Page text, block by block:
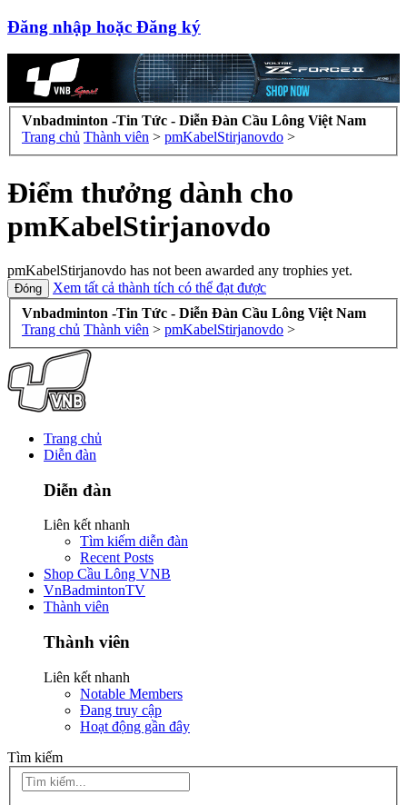
Đăng nhập hoặc Đăng ký
Vnbadminton -Tin Tức - Diễn Đàn Cầu Lông Việt Nam
Trang chủ Thành viên > pmKabelStirjanovdo >
Điểm thưởng dành cho
pmKabelStirjanovdo
pmKabelStirjanovdo has not been awarded any trophies yet.
Xem tất cả thành tích có thể đạt được
Vnbadminton -Tin Tức - Diễn Đàn Cầu Lông Việt Nam
Trang chủ Thành viên > pmKabelStirjanovdo >
Trang chủ
Diễn đàn
Diễn đàn
Liên kết nhanh
Tìm kiếm diễn đàn
Recent Posts
Shop Cầu Lông VNB
VnBadmintonTV
Thành viên
Thành viên
Liên kết nhanh
Notable Members
Đang truy cập
Hoạt động gần đây
Tìm kiếm